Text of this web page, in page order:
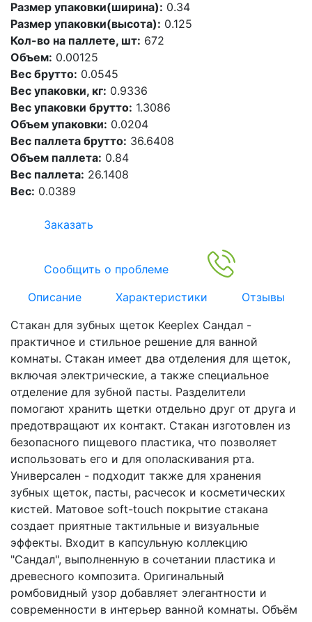
Размер упаковки(ширина): 0.34
Размер упаковки(высота): 0.125
Кол-во на паллете, шт: 672
Объем: 0.00125
Вес брутто: 0.0545
Вес упаковки, кг: 0.9336
Вес упаковки брутто: 1.3086
Объем упаковки: 0.0204
Вес паллета брутто: 36.6408
Объем паллета: 0.84
Вес паллета: 26.1408
Вес: 0.0389
Заказать
Сообщить о проблеме
Описание
Характеристики
Отзывы
Стакан для зубных щеток Keeplex Сандал -
практичное и стильное решение для ванной
комнаты. Стакан имеет два отделения для щеток,
включая электрические, а также специальное
отделение для зубной пасты. Разделители
помогают хранить щетки отдельно друг от друга и
предотвращают их контакт. Стакан изготовлен из
безопасного пищевого пластика, что позволяет
использовать его и для ополаскивания рта.
Универсален - подходит также для хранения
зубных щеток, пасты, расчесок и косметических
кистей. Матовое soft-touch покрытие стакана
создает приятные тактильные и визуальные
эффекты. Входит в капсульную коллекцию
"Сандал", выполненную в сочетании пластика и
древесного композита. Оригинальный
ромбовидный узор добавляет элегантности и
современности в интерьер ванной комнаты. Объём